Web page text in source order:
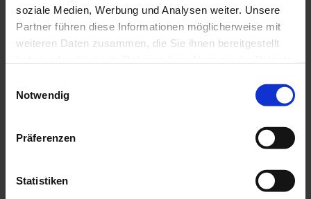
soziale Medien, Werbung und Analysen weiter. Unsere
Partner führen diese Informationen möglicherweise mit
weiteren Daten zusammen, die Sie ihnen bereitgestellt
Notwendig
Präferenzen
Statistiken
Qualification de la qualité de l'énergie
(1.19 mo)